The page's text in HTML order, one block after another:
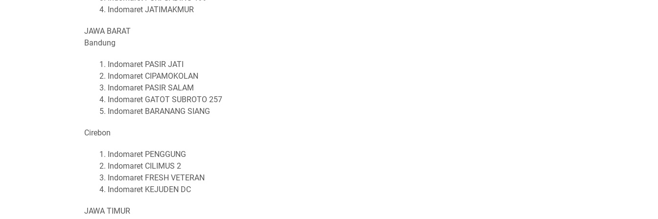
Indomaret JATIMAKMUR
JAWA BARAT
Bandung
Indomaret PASIR JATI
Indomaret CIPAMOKOLAN
Indomaret PASIR SALAM
Indomaret GATOT SUBROTO 257
Indomaret BARANANG SIANG
Cirebon
Indomaret PENGGUNG
Indomaret CILIMUS 2
Indomaret FRESH VETERAN
Indomaret KEJUDEN DC
JAWA TIMUR